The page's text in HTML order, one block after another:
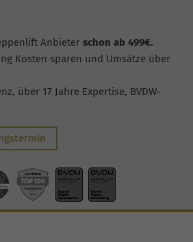
Anbieter schon ab 499€.
Kosten sparen und Umsätze über
über 17 Jahre Expertise, BVDW-